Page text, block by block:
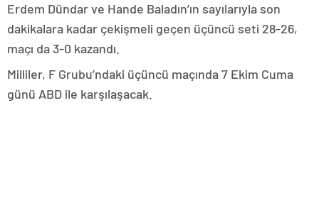
Erdem Dündar ve Hande Baladın’ın sayılarıyla son
dakikalara kadar çekişmeli geçen üçüncü seti 28-26,
maçı da 3-0 kazandı.
Milliler, F Grubu’ndaki üçüncü maçında 7 Ekim Cuma
günü ABD ile karşılaşacak.